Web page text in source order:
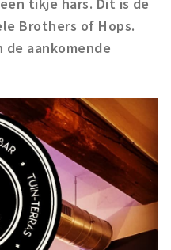
Brothers of Hops.
de aankomende